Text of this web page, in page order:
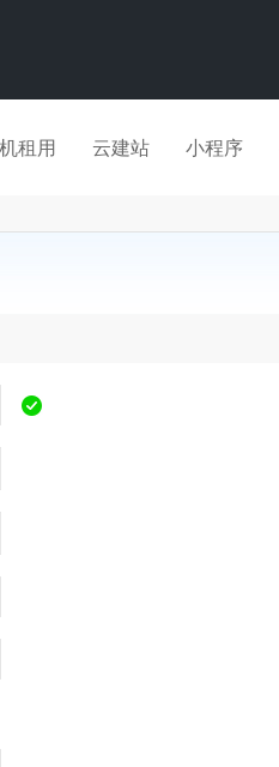
租用 云建站 小程序